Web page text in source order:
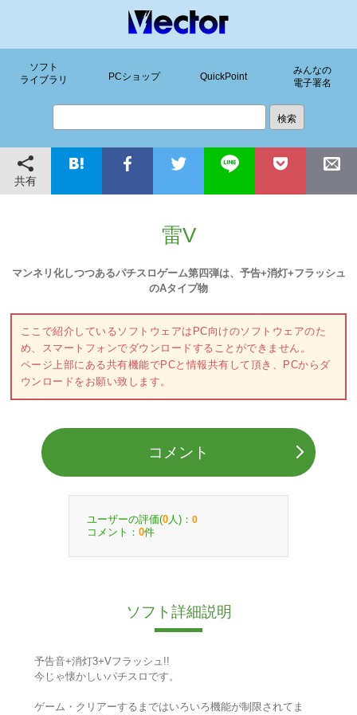
ソフト
ライブラリ
PCショップ QuickPoint
みんなの
電子署名
共有
雷V
マンネリ化しつつあるパチスロゲーム第四弾は、予告+消灯+フラッシュ
のAタイプ物
ここで紹介しているソフトウェアはPC向けのソフトウェアのた
め、スマートフォンでダウンロードすることができません。
ページ上部にある共有機能でPCと情報共有して頂き、PCからダ
ウンロードをお願い致します。
コメント
ユーザーの評価(0 人)： 0
コメント： 0件
ソフト詳細説明
予告音+消灯3+Vフラッシュ!!
今じゃ懐かしいパチスロです。
ゲーム・クリアーするまではいろいろ機能が制限されてま